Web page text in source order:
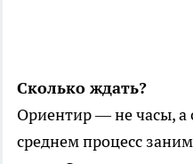
Сколько ждать?
Ориентир — не часы, а
среднем процесс